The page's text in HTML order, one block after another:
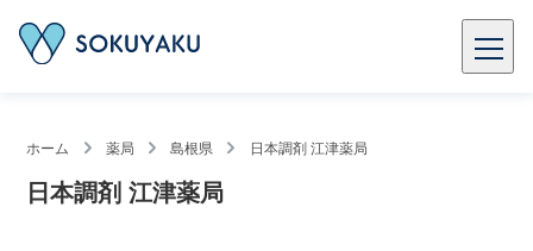
ホーム 薬局 島根県 日本調剤 江津薬局
日本調剤 江津薬局